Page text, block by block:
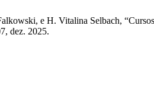
e H. Vitalina Selbach,
dez. 2025.